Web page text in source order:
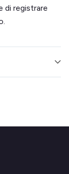
di registrare